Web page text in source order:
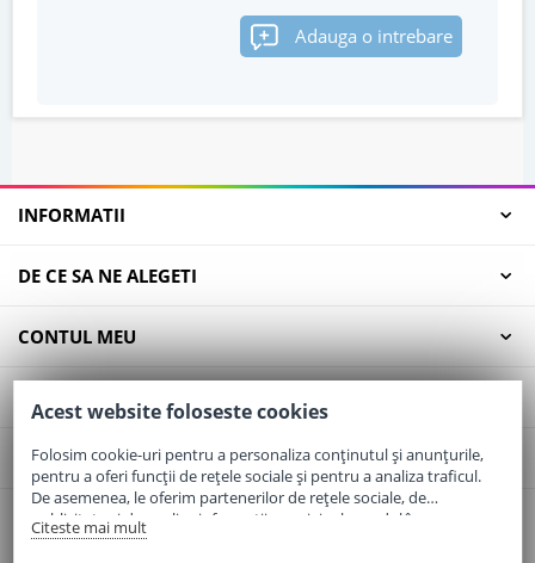
Adauga o intrebare
INFORMATII
DE CE SA NE ALEGETI
CONTUL MEU
SERVICII CLIENTI
CONTACT
Email:office@elaptepraf.ro
Acest website foloseste cookies
Folosim cookie-uri pentru a personaliza conținutul și anunțurile,
pentru a oferi funcții de rețele sociale și pentru a analiza traficul.
De asemenea, le oferim partenerilor de rețele sociale, de
publicitate și de analize informații cu privire la modul în care
folosiți site-ul nostru. Aceștia le pot combina cu alte informații
Citeste mai mult